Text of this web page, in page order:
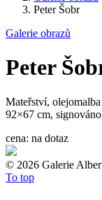
Peter Šobr
Galerie obrazů
Peter
Mateřství,
92×67 cm,
cena: na dotaz
© 2026 Galerie
To top